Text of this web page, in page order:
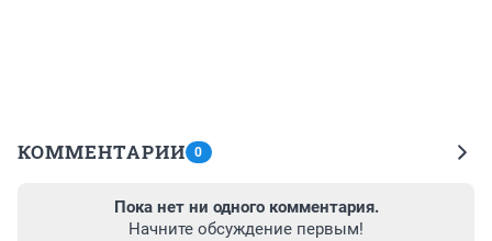
КОММЕНТАРИИ 0
Пока нет ни одного комментария.
Начните обсуждение первым!